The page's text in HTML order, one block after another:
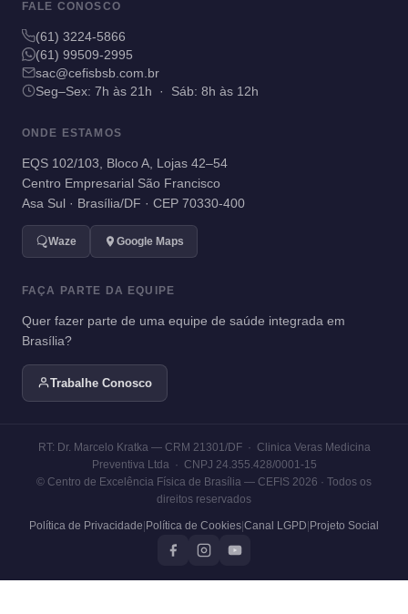
FALE CONOSCO
(61) 3224-5866
(61) 99509-2995
sac@cefisbsb.com.br
Seg–Sex: 7h às 21h · Sáb: 8h às 12h
ONDE ESTAMOS
EQS 102/103, Bloco A, Lojas 42–54
Centro Empresarial São Francisco
Asa Sul · Brasília/DF · CEP 70330-400
Waze Google Maps
FAÇA PARTE DA EQUIPE
Quer fazer parte de uma equipe de saúde integrada em
Brasília?
Trabalhe Conosco
RT: Dr. Marcelo Kratka — CRM 21301/DF · Clinica Veras Medicina
Preventiva Ltda · CNPJ 24.355.428/0001-15
© Centro de Excelência Física de Brasília — CEFIS 2026 · Todos os
direitos reservados
Política de Privacidade|Política de Cookies|Canal LGPD|Projeto Social